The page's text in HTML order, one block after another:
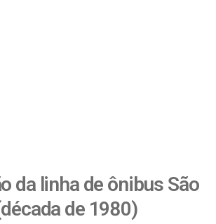
da linha de ônibus São
de 1980)